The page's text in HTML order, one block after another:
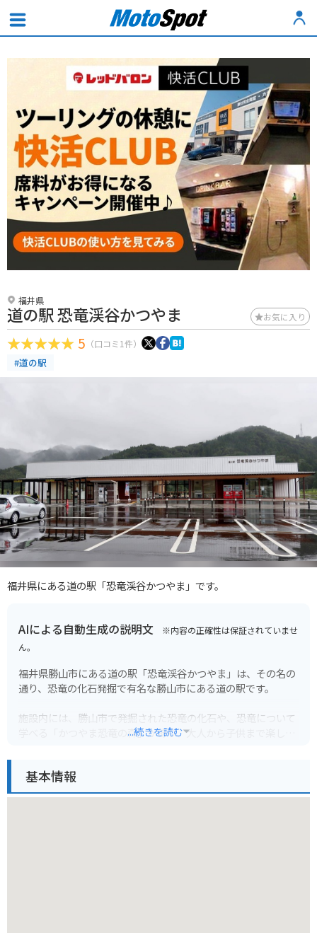
福井県
道の駅 恐竜渓谷かつやま お気に入り
5 （口コミ1件）
#道の駅
福井県にある道の駅「恐竜渓谷かつやま」です。
AIによる自動生成の説明文 ※内容の正確性は保証されていませ
ん。
福井県勝山市にある道の駅「恐竜渓谷かつやま」は、その名の
通り、恐竜の化石発掘で有名な勝山市にある道の駅です。
施設内には、勝山市で発掘された恐竜の化石や、恐竜について
学べる「かつやま恐竜の森」があり、大人から子供まで楽しむ
また、地元の特産品を販売するコーナーもあり、恐竜の卵に見
立てたユニークな形の「恐竜バーガー」や、恐竜の足跡をかた
...続きを読む
基本情報